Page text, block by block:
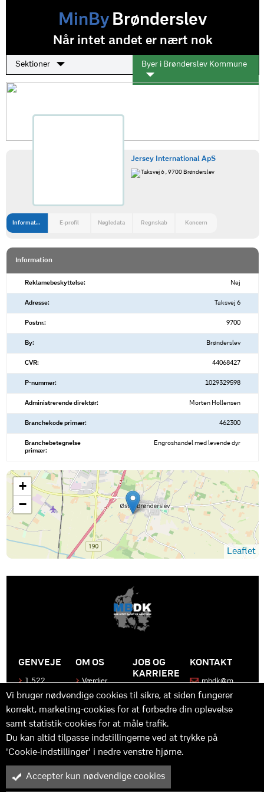
MinByBrønderslev
Når intet andet er nært nok
Sektioner Byer i Brønderslev Kommune
Jersey International ApS
Taksvej 6 , 9700 Brønderslev
Information E-profil Nøgledata Regnskab Koncern
Information
Reklamebeskyttelse: Nej
Adresse: Taksvej 6
Postnr.: 9700
By: Brønderslev
CVR: 44068427
P-nummer: 1029329598
Administrerende direktør: Morten Hollensen
Branchekode primær: 462300
Branchebetegnelse
primær:
Engroshandel med levende dyr
+
−
Leaflet
GENVEJE
1.522
Produkter
Kontakt
os
OM OS
Værdier
Historen
bag
MBDK
Hvad gør
os unikke
JOB OG
KARRIERE
Bliv en del
af MBDK
Vores
team
Praktik
udvikling
KONTAKT
mbdk@m
y™ er driftet af MBDK ApS – under MBDK Holding ApS. Tilmeldt
Vi bruger nødvendige cookies til sikre, at siden fungerer
korrekt, marketing-cookies for at forbedre din oplevelse
samt statistik-cookies for at måle trafik.
Du kan altid tilpasse indstillingerne ved at trykke på
'Cookie-indstillinger' i nedre venstre hjørne.
Accepter kun nødvendige cookies